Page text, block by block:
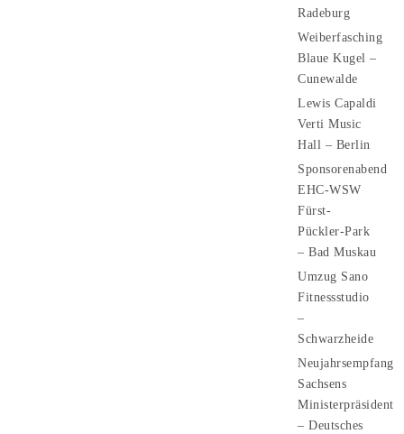
Radeburg
Weiberfasching
Blaue Kugel –
Cunewalde
Lewis Capaldi
Verti Music
Hall – Berlin
Sponsorenabend
EHC-WSW
Fürst-
Pückler-Park
– Bad Muskau
Umzug Sano
Fitnessstudio
–
Schwarzheide
Neujahrsempfang
Sachsens
Ministerpräsident
– Deutsches